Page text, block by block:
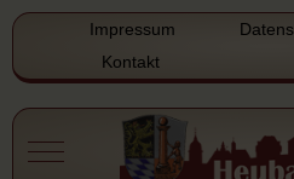
Impressum
Kontakt
Mobile Menu Toggle